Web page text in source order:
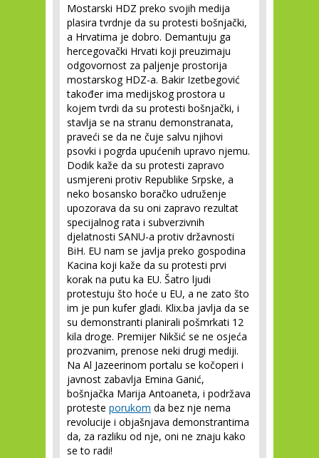
Mostarski HDZ preko svojih medija
plasira tvrdnje da su protesti bošnjački,
a Hrvatima je dobro. Demantuju ga
hercegovački Hrvati koji preuzimaju
odgovornost za paljenje prostorija
mostarskog HDZ-a. Bakir Izetbegović
također ima medijskog prostora u
kojem tvrdi da su protesti bošnjački, i
stavlja se na stranu demonstranata,
praveći se da ne čuje salvu njihovi
psovki i pogrda upućenih upravo njemu.
Dodik kaže da su protesti zapravo
usmjereni protiv Republike Srpske, a
neko bosansko boračko udruženje
upozorava da su oni zapravo rezultat
specijalnog rata i subverzivnih
djelatnosti SANU-a protiv državnosti
BiH. EU nam se javlja preko gospodina
Kacina koji kaže da su protesti prvi
korak na putu ka EU. Šatro ljudi
protestuju što hoće u EU, a ne zato što
im je pun kufer gladi. Klix.ba javlja da se
su demonstranti planirali pošmrkati 12
kila droge. Premijer Nikšić se ne osjeća
prozvanim, prenose neki drugi mediji.
Na Al Jazeerinom portalu se kočoperi i
javnost zabavlja Emina Ganić,
bošnjačka Marija Antoaneta, i podržava
proteste porukom da bez nje nema
revolucije i objašnjava demonstrantima
da, za razliku od nje, oni ne znaju kako
se to radi!